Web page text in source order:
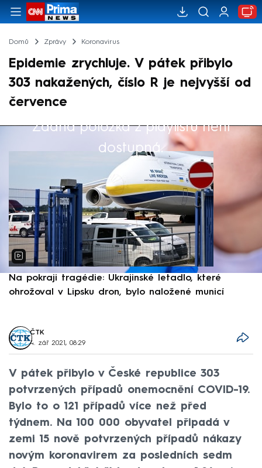
Domů Zprávy Koronavirus
Epidemie zrychluje. V pátek přibylo
303 nakažených, číslo R je nejvyšší od
července
Žádná položka z playlistu není
dostupná.
Výběr redakce
Na pokraji tragédie: Ukrajinské letadlo, které
ohrožoval v Lipsku dron, bylo naložené municí
ČTK
4. zář 2021, 08:29
V pátek přibylo v České republice 303
potvrzených případů onemocnění COVID-19.
Bylo to o 121 případů více než před
týdnem. Na 100 000 obyvatel připadá v
zemi 15 nově potvrzených případů nákazy
novým koronavirem za posledních sedm